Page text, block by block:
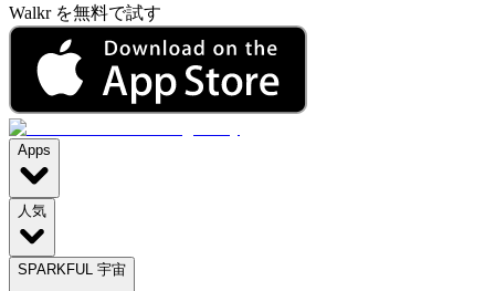
Walkr を無料で試す
Apps
人気
SPARKFUL 宇宙